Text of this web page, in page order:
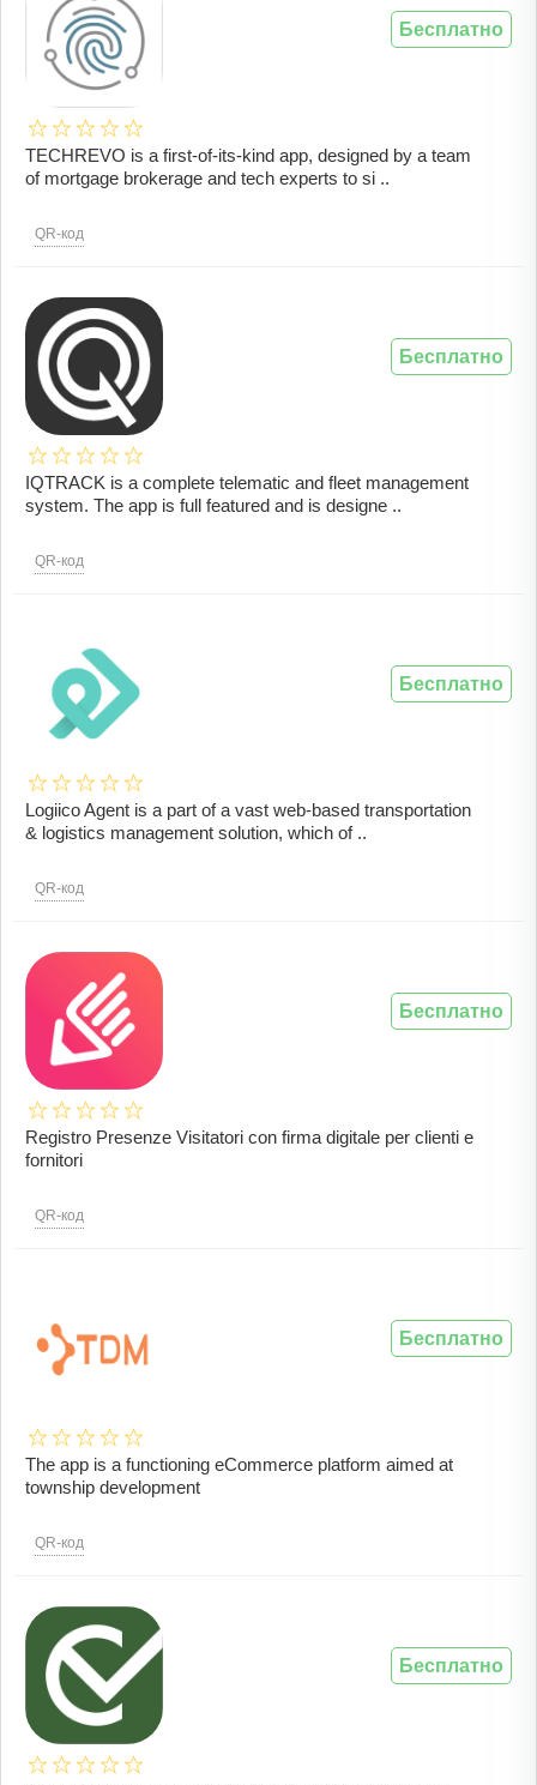
TECHREVO is a first-of-its-kind app, designed by a team
of mortgage brokerage and tech experts to si ..
QR-код
Бесплатно
IQTRACK is a complete telematic and fleet management
system. The app is full featured and is designe ..
QR-код
Бесплатно
Logiico Agent is a part of a vast web-based transportation
& logistics management solution, which of ..
QR-код
Бесплатно
Registro Presenze Visitatori con firma digitale per clienti e
fornitori
QR-код
Бесплатно
The app is a functioning eCommerce platform aimed at
township development
QR-код
Бесплатно
Бесплатно